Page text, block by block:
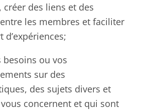
des liens et des
les membres et faciliter
d’expériences;
besoins ou vos
sur des
des sujets divers et
concernent et qui sont